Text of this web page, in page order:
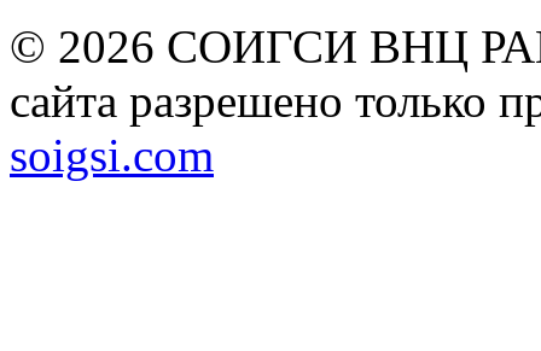
© 2026 СОИГСИ ВНЦ РАН
сайта разрешено только
soigsi.com